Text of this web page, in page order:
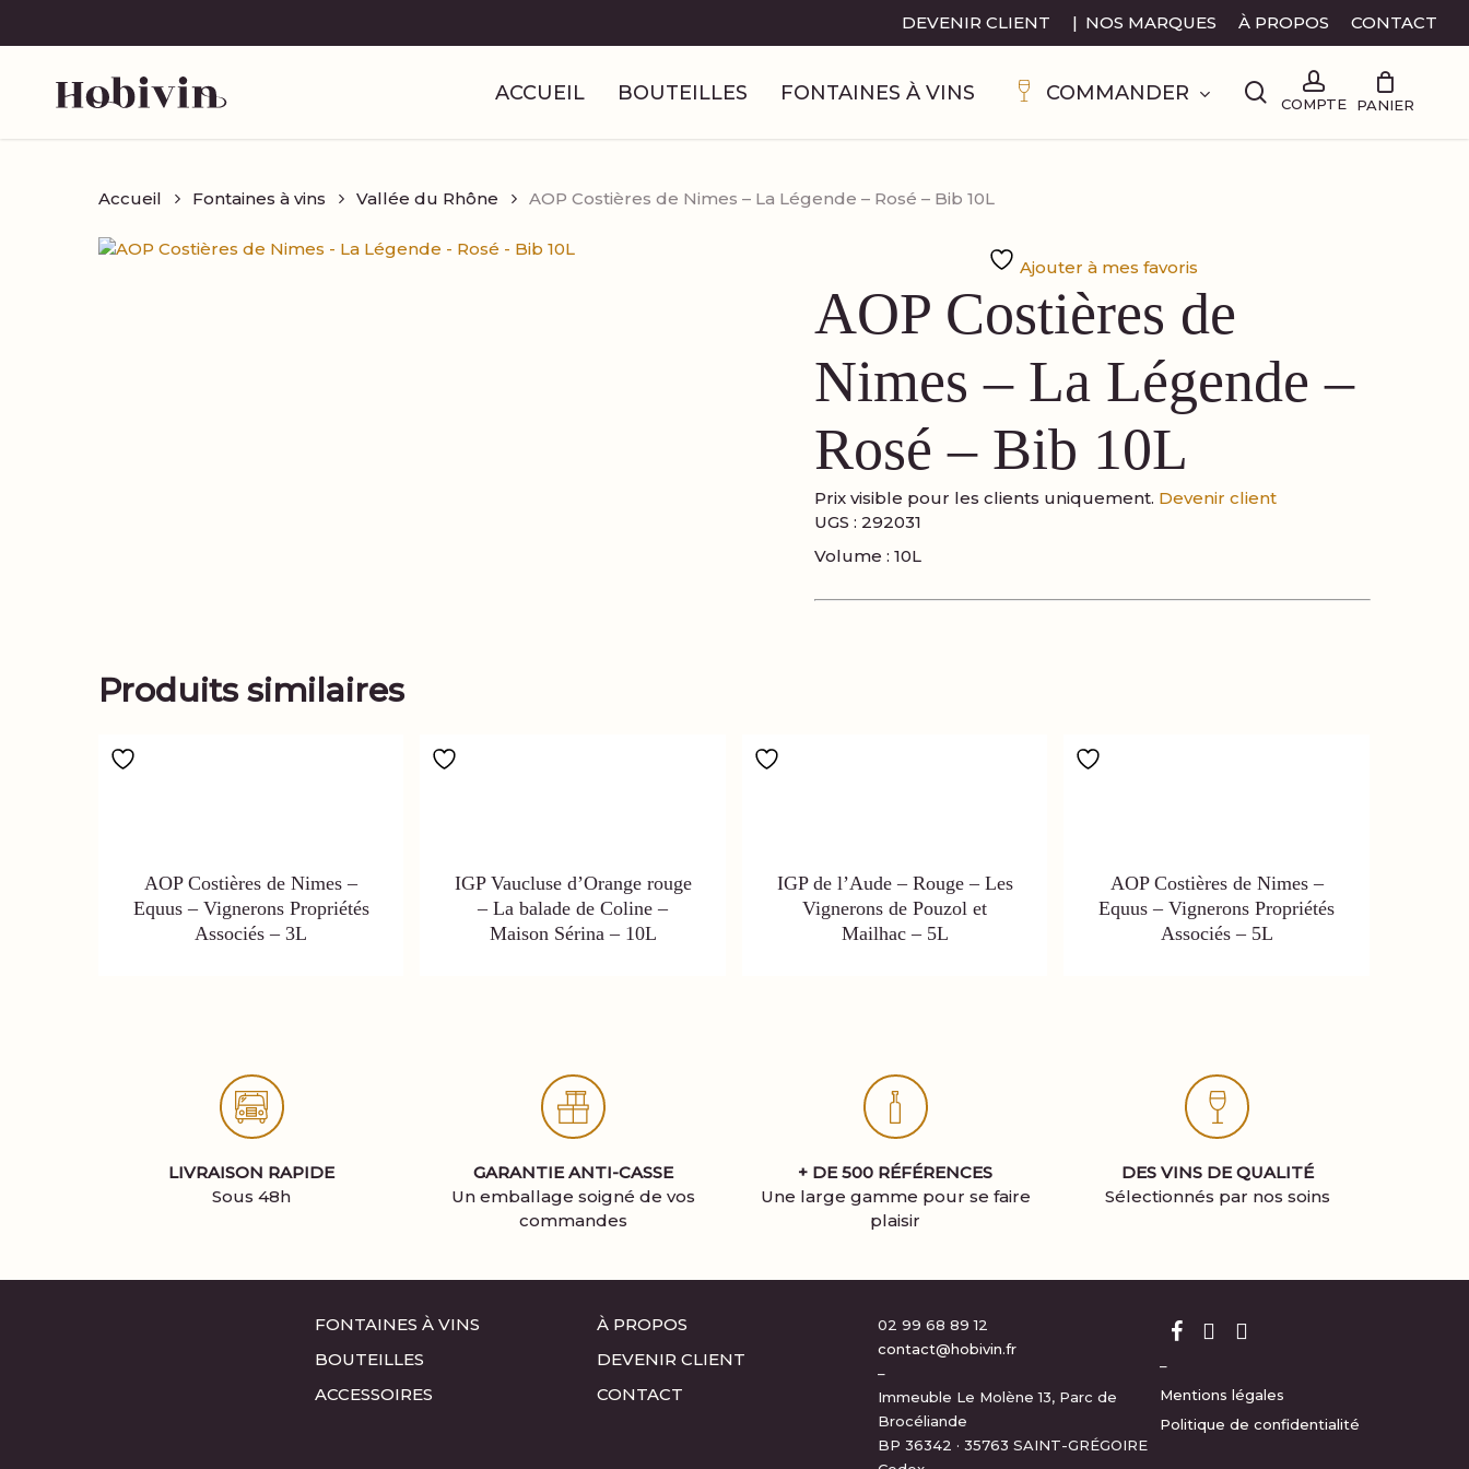
content
DEVENIR CLIENT | NOS MARQUES À PROPOS CONTACT
ACCUEIL BOUTEILLES FONTAINES À VINS COMMANDER searchaccount
Accueil Fontaines à vins Vallée du Rhône AOP Costières de Nimes – La Légende – Rosé – Bib 10L
Ajouter à mes favoris
AOP Costières de
Nimes – La Légende –
Rosé – Bib 10L
Prix visible pour les clients uniquement. Devenir client
UGS :292031
Volume : 10L
Produits similaires
AOP Costières de Nimes –
Equus – Vignerons Propriétés
Associés – 3L
IGP Vaucluse d’Orange rouge
– La balade de Coline –
Maison Sérina – 10L
IGP de l’Aude – Rouge – Les
Vignerons de Pouzol et
Mailhac – 5L
AOP Costières de Nimes –
Equus – Vignerons Propriétés
Associés – 5L
LIVRAISON RAPIDE
Sous 48h
GARANTIE ANTI-CASSE
Un emballage soigné de vos
commandes
+ DE 500 RÉFÉRENCES
Une large gamme pour se faire
plaisir
DES VINS DE QUALITÉ
Sélectionnés par nos soins
FONTAINES À VINS
BOUTEILLES
ACCESSOIRES
À PROPOS
DEVENIR CLIENT
CONTACT
02 99 68 89 12
contact@hobivin.fr
–
Immeuble Le Molène 13, Parc de
Brocéliande
BP 36342 · 35763 SAINT-GRÉGOIRE
–
Mentions légales
Politique de confidentialité